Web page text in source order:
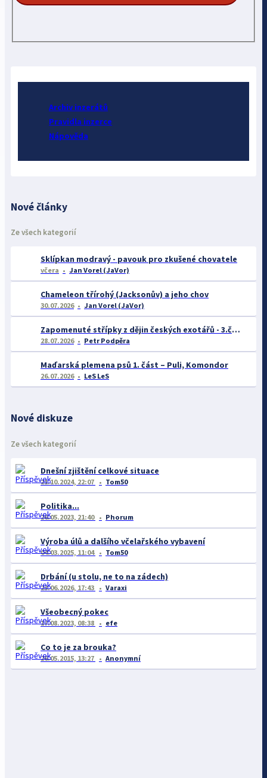
Archiv inzerátů
Pravidla inzerce
Nápověda
Nové články
Ze všech kategorií
Sklípkan modravý - pavouk pro zkušené chovatele
včera Jan Vorel (JaVor)
Chameleon třírohý (Jacksonův) a jeho chov
30.07.2026 Jan Vorel (JaVor)
Zapomenuté střípky z dějin českých exotářů - 3.část
28.07.2026 Petr Podpěra
Maďarská plemena psů 1. část – Puli, Komondor
26.07.2026 LeS LeS
Nové diskuze
Ze všech kategorií
Dnešní zjištění celkové situace
21.10.2024, 22:07 Tom50
Politika...
26.05.2023, 21:40 Phorum
Výroba úlů a dalšího včelařského vybavení
04.03.2025, 11:04 Tom50
Drbání (u stolu, ne to na zádech)
23.06.2026, 17:43 Varaxi
Všeobecný pokec
17.08.2023, 08:38 efe
Co to je za brouka?
26.05.2015, 13:27 Anonymní